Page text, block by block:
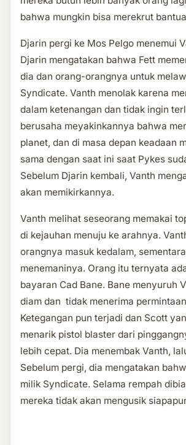
bahwa mungkin bisa merekrut
Djarin pergi ke Mos Pelgo menemui
Djarin mengatakan bahwa Fett
dia dan orang-orangnya untuk
Syndicate. Vanth menolak karena
dalam ketenangan dan tidak ingin
berusaha meyakinkannya bahwa
planet, dan di masa depan keadaan
sama dengan saat ini saat Pykes
Sebelum Djarin kembali, Vanth
akan memikirkannya.
Vanth melihat seseorang memakai
di kejauhan menuju ke arahnya.
orangnya masuk kedalam,
menemaninya. Orang itu ternyata
bayaran Cad Bane. Bane menyuruh
diam dan tidak menerima
Ketegangan pun terjadi dan Scott
menarik pistol blaster dari
lebih cepat. Dia menembak Vanth,
Sebelum pergi, dia mengatakan
milik Syndicate. Selama rempah
mereka tidak akan mengusik